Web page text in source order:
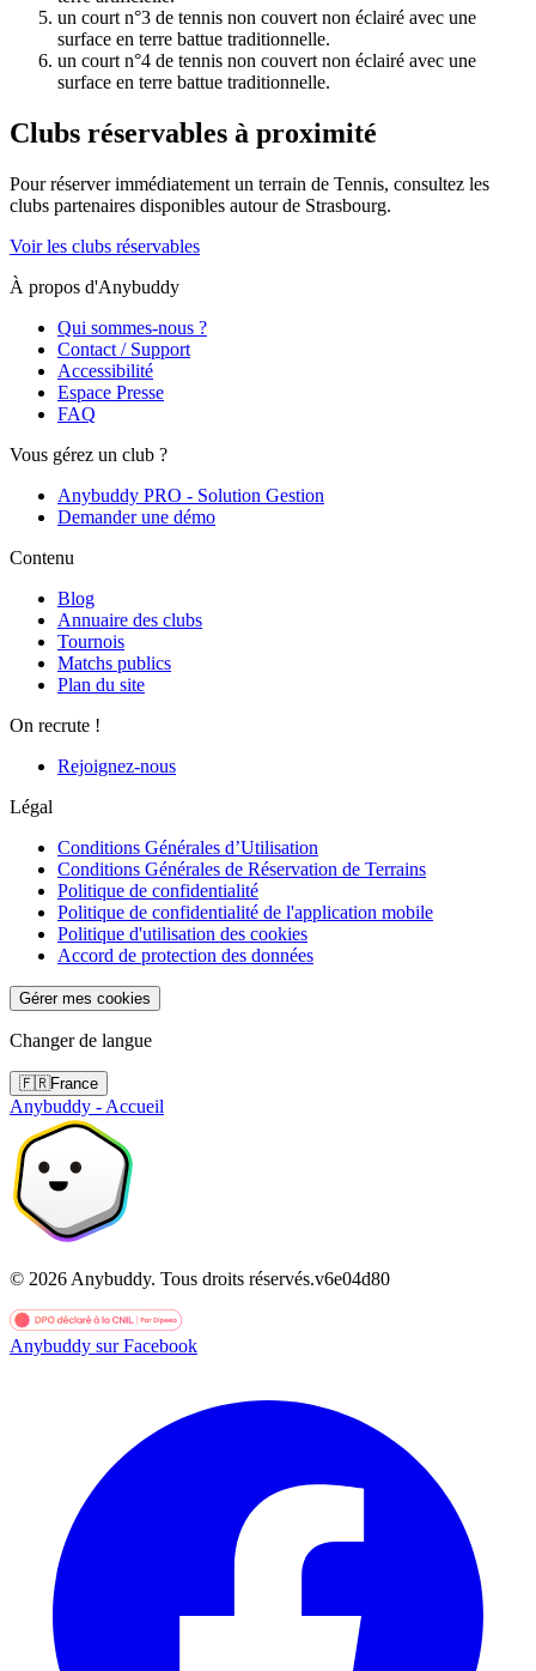
un court n°3 de tennis non couvert non éclairé avec une
surface en terre battue traditionnelle.
un court n°4 de tennis non couvert non éclairé avec une
surface en terre battue traditionnelle.
Clubs réservables à proximité
Pour réserver immédiatement un terrain de Tennis, consultez les
clubs partenaires disponibles autour de Strasbourg.
Voir les clubs réservables
À propos d'Anybuddy
Qui sommes-nous ?
Contact / Support
Accessibilité
Espace Presse
FAQ
Vous gérez un club ?
Anybuddy PRO - Solution Gestion
Demander une démo
Contenu
Blog
Annuaire des clubs
Tournois
Matchs publics
Plan du site
On recrute !
Rejoignez-nous
Légal
Conditions Générales d’Utilisation
Conditions Générales de Réservation de Terrains
Politique de confidentialité
Politique de confidentialité de l'application mobile
Politique d'utilisation des cookies
Accord de protection des données
Gérer mes cookies
Changer de langue
🇫🇷France
Anybuddy - Accueil
© 2026 Anybuddy. Tous droits réservés.v6e04d80
Anybuddy sur Facebook